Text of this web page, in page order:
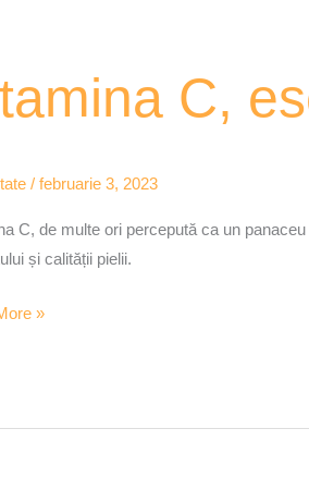
C,
/februarie 3, 2023
C, de multe ori percepută ca un
și calității pielii.
»